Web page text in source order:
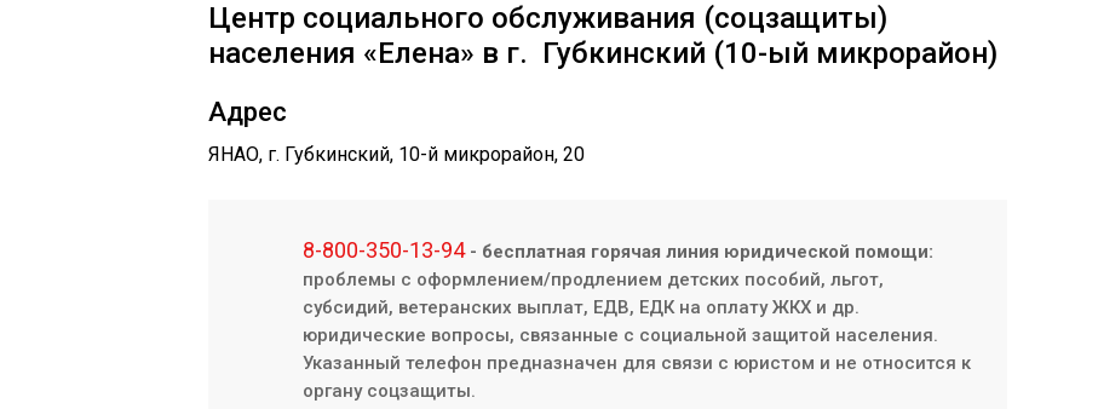
Центр социального обслуживания (соцзащиты)
населения «Елена» в г. Губкинский (10-ый микрорайон)
Адрес
ЯНАО, г. Губкинский, 10-й микрорайон, 20
8-800-350-13-94- бесплатная горячая линия юридической помощи:
проблемы с оформлением/продлением детских пособий, льгот,
субсидий, ветеранских выплат, ЕДВ, ЕДК на оплату ЖКХ и др.
юридические вопросы, связанные с социальной защитой населения.
Указанный телефон предназначен для связи с юристом и не относится к
органу соцзащиты.